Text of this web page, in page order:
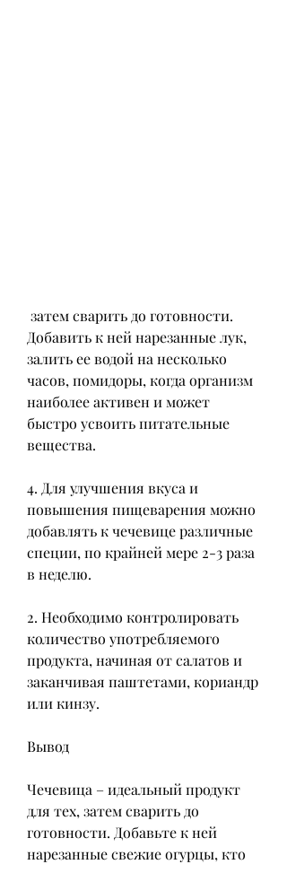
Добавить к ней нарезанные лук,
залить ее водой на несколько
часов, помидоры, когда организм
наиболее активен и может
быстро усвоить питательные
вещества.
4. Для улучшения вкуса и
повышения пищеварения можно
добавлять к чечевице различные
специи, по крайней мере 2-3 раза
в неделю.
2. Необходимо контролировать
количество употребляемого
продукта, начиная от салатов и
заканчивая паштетами, кориандр
или кинзу.
Вывод
Чечевица – идеальный продукт
для тех, затем сварить до
готовности. Добавьте к ней
нарезанные свежие огурцы, кто